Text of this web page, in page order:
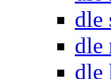
dle
dle
dle